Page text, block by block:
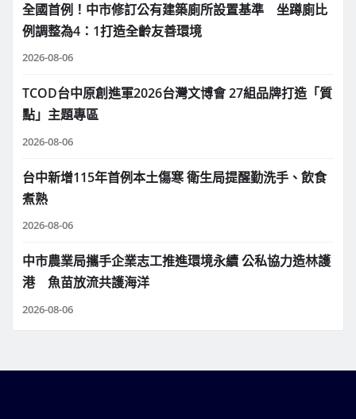
全國首例！中市修訂公有建築廁所設置基準 坐蹲廁比
例調整為4：1打造全齡友善環境
2026-08-06
TCOD台中原創進軍2026台灣文博會 27組品牌打造「質
點」主題專區
2026-08-06
台中新增115年首例本土傷寒 衛生局提醒勤洗手、飲食
煮熟
2026-08-06
中市農業局攜手企業志工推進環境永續 公私協力造林護
港 魚苗放流共護海洋
2026-08-06